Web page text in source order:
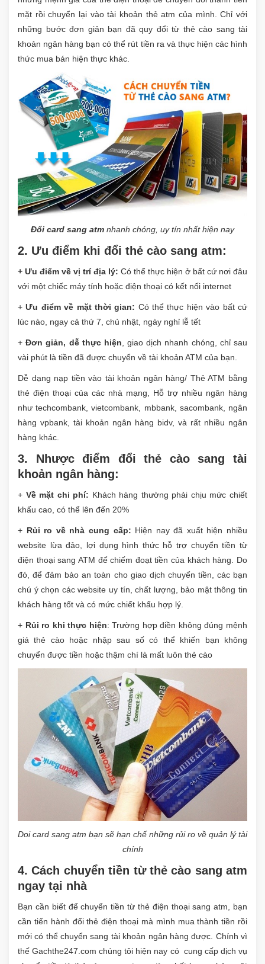
mặt rồi chuyển lại vào tài khoản thẻ atm của mình. Chỉ với
những bước đơn giản bạn đã quy đổi từ thẻ cào sang tài
khoản ngân hàng bạn có thể rút tiền ra và thực hiện các hình
thức mua bán hiện thực khác.
Đổi card sang atm nhanh chóng, uy tín nhất hiện nay
2. Ưu điểm khi đổi thẻ cào sang atm:
+ Ưu điểm về vị trí địa lý: Có thể thực hiện ở bất cứ nơi đâu
với một chiếc máy tính hoặc điện thoại có kết nối internet
+Ưu điểm về mặt thời gian: Có thể thực hiện vào bất cứ
lúc nào, ngay cả thứ 7, chủ nhật, ngày nghỉ lễ tết
+Đơn giản, dễ thực hiện , giao dịch nhanh chóng, chỉ sau
vài phút là tiền đã được chuyển về tài khoản ATM của bạn. ​
Dễ dạng nạp tiền vào tài khoản ngân hàng/ Thẻ ATM bằng
thẻ điện thoại của các nhà mạng, Hỗ trợ nhiều ngân hàng
như techcombank, vietcombank, mbbank, sacombank, ngân
hàng vpbank, tài khoản ngân hàng bidv, và rất nhiều ngân
hàng khác.
3. Nhược điểm đổi thẻ cào sang tài
khoản ngân hàng:
+ Về mặt chi phí: Khách hàng thường phải chịu mức chiết
khấu cao, có thể lên đến 20%
+ Rủi ro về nhà cung cấp: Hiện nay đã xuất hiện nhiều
website lừa đảo, lợi dụng hình thức hỗ trợ chuyển tiền từ
điện thoại sang ATM để chiếm đoạt tiền của khách hàng. Do
đó, để đảm bảo an toàn cho giao dịch chuyển tiền, các bạn
chú ý chọn các website uy tín, chất lượng, bảo mật thông tin
khách hàng tốt và có mức chiết khấu hợp lý.
+ Rủi ro khi thực hiện: Trường hợp điền không đúng mệnh
giá thẻ cào hoặc nhập sau số có thể khiến bạn không
chuyển được tiền hoặc thậm chí là mất luôn thẻ cào
Doi card sang atm bạn sẽ hạn chế những rủi ro về quản lý tài
chính
4. Cách chuyển tiền từ thẻ cào sang atm
ngay tại nhà
Bạn cần biết để chuyển tiền từ thẻ điện thoại sang atm, bạn
cần tiến hành đổi thẻ điện thoại mà mình mua thành tiền rồi
mới có thể chuyển sang tài khoản ngân hàng được. Chính vì
thế Gachthe247.com chúng tôi hiện nay có cung cấp dịch vụ